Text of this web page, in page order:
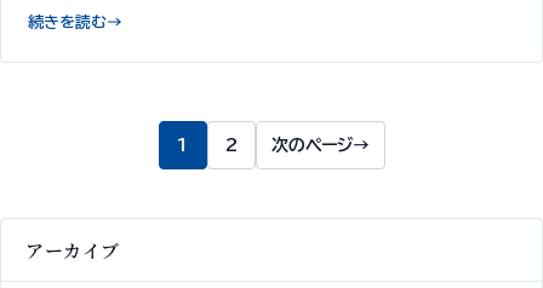
全体像を一覧でご確認いただけます。
続きを読む→
1 2 次のページ→
アーカイブ